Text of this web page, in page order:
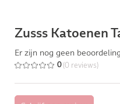
Zusss Katoenen
Er zijn nog geen
0 (0 reviews)